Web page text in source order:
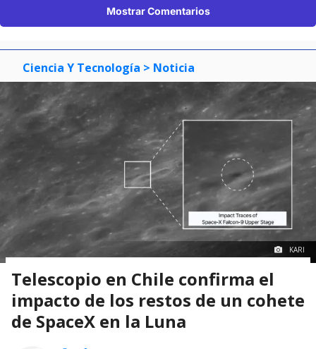
Mostrar Comentarios
Ciencia Y Tecnología > Noticia
KARI
Telescopio en Chile confirma el
impacto de los restos de un cohete
de SpaceX en la Luna